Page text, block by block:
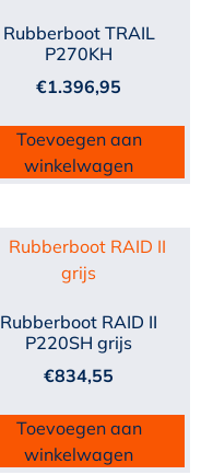
Rubberboot TRAIL
P270KH
€1.396,95
Toevoegen aan
winkelwagen
Rubberboot RAID II
P220SH grijs
€834,55
Toevoegen aan
winkelwagen